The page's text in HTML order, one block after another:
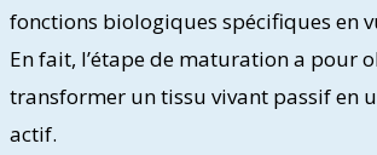
fonctions biologiques spécifiques en
En fait, l’étape de maturation a pour
transformer un tissu vivant passif en
actif.